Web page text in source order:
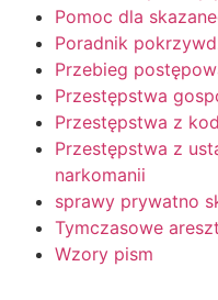
Pomoc dla
Poradnik
Przebieg
Przestępstwa
Przestępstwa z
Przestępstwa z
narkomanii
sprawy prywatno
Tymczasowe
Wzory pism